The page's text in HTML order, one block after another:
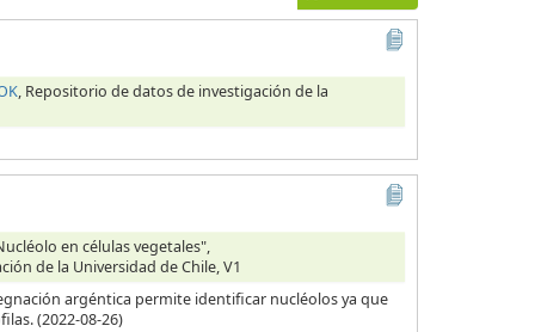
, Repositorio de datos de investigación de la
en células vegetales",
de la Universidad de Chile, V1
argéntica permite identificar nucléolos ya que
(2022-08-26)